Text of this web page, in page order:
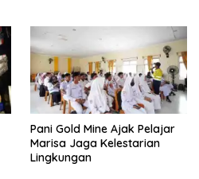
Pani Gold Mine Ajak Pelajar
Marisa Jaga Kelestarian
Lingkungan